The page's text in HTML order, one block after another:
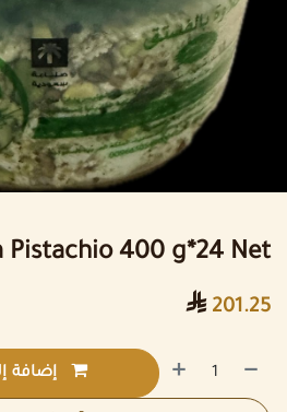
Pistachio 400 g*24 Net
201.25

إضافة